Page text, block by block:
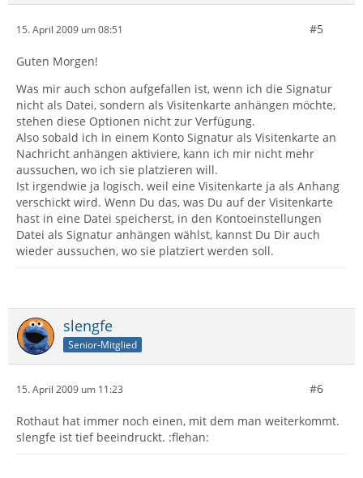
15. April 2009 um 08:51 #5
Guten Morgen!
Was mir auch schon aufgefallen ist, wenn ich die Signatur
nicht als Datei, sondern als Visitenkarte anhängen möchte,
stehen diese Optionen nicht zur Verfügung.
Also sobald ich in einem Konto Signatur als Visitenkarte an
Nachricht anhängen aktiviere, kann ich mir nicht mehr
aussuchen, wo ich sie platzieren will.
Ist irgendwie ja logisch, weil eine Visitenkarte ja als Anhang
verschickt wird. Wenn Du das, was Du auf der Visitenkarte
hast in eine Datei speicherst, in den Kontoeinstellungen
Datei als Signatur anhängen wählst, kannst Du Dir auch
wieder aussuchen, wo sie platziert werden soll.
slengfe
Senior-Mitglied
15. April 2009 um 11:23 #6
Rothaut hat immer noch einen, mit dem man weiterkommt.
slengfe ist tief beeindruckt. :flehan: